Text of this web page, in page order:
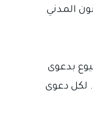
2 من القانون المدني
بدعوى
لكل دعوى